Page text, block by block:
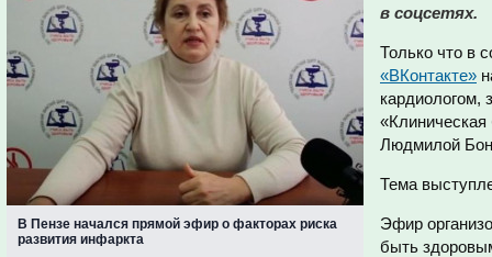
В Пензе начался прямой эфир о факторах риска
развития инфаркта
в соцсетях.
Только что в
«ВКонтакте»
кардиологом,
Людмилой
Тема
Эфир
быть